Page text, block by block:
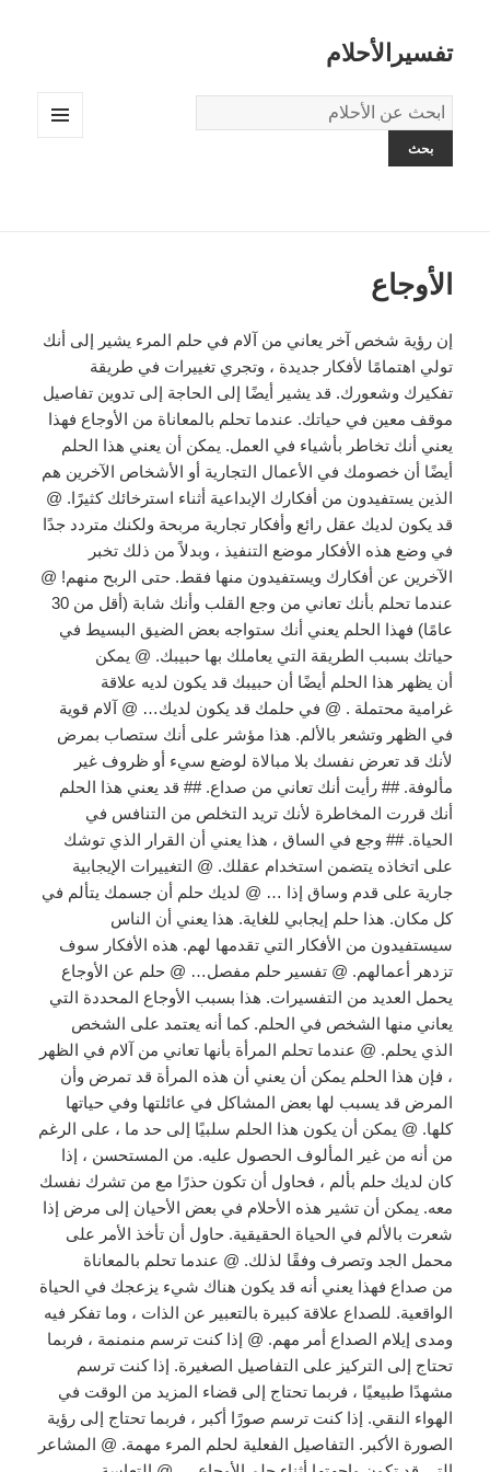
تفسيرالأحلام
قاموس
الاحلام:
الأوجاع
إن رؤية شخص آخر يعاني من آلام في حلم المرء يشير إلى أنك
تولي اهتمامًا لأفكار جديدة ، وتجري تغييرات في طريقة
تفكيرك وشعورك. قد يشير أيضًا إلى الحاجة إلى تدوين تفاصيل
موقف معين في حياتك. عندما تحلم بالمعاناة من الأوجاع فهذا
يعني أنك تخاطر بأشياء في العمل. يمكن أن يعني هذا الحلم
أيضًا أن خصومك في الأعمال التجارية أو الأشخاص الآخرين هم
الذين يستفيدون من أفكارك الإبداعية أثناء استرخائك كثيرًا. @
قد يكون لديك عقل رائع وأفكار تجارية مربحة ولكنك متردد جدًا
في وضع هذه الأفكار موضع التنفيذ ، وبدلاً من ذلك تخبر
الآخرين عن أفكارك ويستفيدون منها فقط. حتى الربح منهم! @
عندما تحلم بأنك تعاني من وجع القلب وأنك شابة (أقل من 30
عامًا) فهذا الحلم يعني أنك ستواجه بعض الضيق البسيط في
حياتك بسبب الطريقة التي يعاملك بها حبيبك. @ يمكن
أن يظهر هذا الحلم أيضًا أن حبيبك قد يكون لديه علاقة
غرامية محتملة . @ في حلمك قد يكون لديك… @ آلام قوية
في الظهر وتشعر بالألم. هذا مؤشر على أنك ستصاب بمرض
لأنك قد تعرض نفسك بلا مبالاة لوضع سيء أو ظروف غير
مألوفة. ## رأيت أنك تعاني من صداع. ## قد يعني هذا الحلم
أنك قررت المخاطرة لأنك تريد التخلص من التنافس في
الحياة. ## وجع في الساق ، هذا يعني أن القرار الذي توشك
على اتخاذه يتضمن استخدام عقلك. @ التغييرات الإيجابية
جارية على قدم وساق إذا … @ لديك حلم أن جسمك يتألم في
كل مكان. هذا حلم إيجابي للغاية. هذا يعني أن الناس
سيستفيدون من الأفكار التي تقدمها لهم. هذه الأفكار سوف
تزدهر أعمالهم. @ تفسير حلم مفصل… @ حلم عن الأوجاع
يحمل العديد من التفسيرات. هذا بسبب الأوجاع المحددة التي
يعاني منها الشخص في الحلم. كما أنه يعتمد على الشخص
الذي يحلم. @ عندما تحلم المرأة بأنها تعاني من آلام في الظهر
، فإن هذا الحلم يمكن أن يعني أن هذه المرأة قد تمرض وأن
المرض قد يسبب لها بعض المشاكل في عائلتها وفي حياتها
كلها. @ يمكن أن يكون هذا الحلم سلبيًا إلى حد ما ، على الرغم
من أنه من غير المألوف الحصول عليه. من المستحسن ، إذا
كان لديك حلم بألم ، فحاول أن تكون حذرًا مع من تشرك نفسك
معه. يمكن أن تشير هذه الأحلام في بعض الأحيان إلى مرض إذا
شعرت بالألم في الحياة الحقيقية. حاول أن تأخذ الأمر على
محمل الجد وتصرف وفقًا لذلك. @ عندما تحلم بالمعاناة
من صداع فهذا يعني أنه قد يكون هناك شيء يزعجك في الحياة
الواقعية. للصداع علاقة كبيرة بالتعبير عن الذات ، وما تفكر فيه
ومدى إيلام الصداع أمر مهم. @ إذا كنت ترسم منمنمة ، فربما
تحتاج إلى التركيز على التفاصيل الصغيرة. إذا كنت ترسم
مشهدًا طبيعيًا ، فربما تحتاج إلى قضاء المزيد من الوقت في
الهواء النقي. إذا كنت ترسم صورًا أكبر ، فربما تحتاج إلى رؤية
الصورة الأكبر. التفاصيل الفعلية لحلم المرء مهمة. @ المشاعر